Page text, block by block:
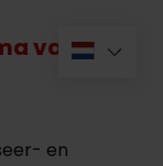
van
en